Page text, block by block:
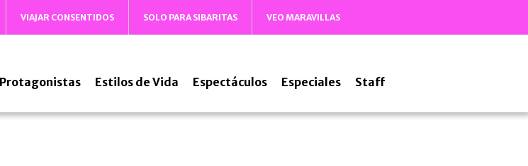
VIAJAR CONSENTIDOS SOLO PARA SIBARITAS VEO MARAVILLAS
Estilos de Vida Espectáculos Especiales Staff